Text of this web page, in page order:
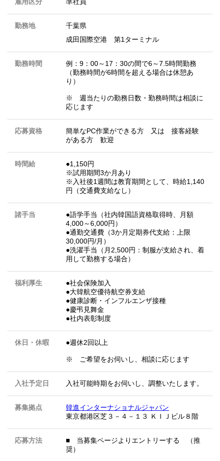
勤務地
千葉県
成田国際空港 第1ターミナル
勤務時間
例：9：00～17：30の間で6～7.5時間勤務
（勤務時間が6時間を超える場合は休憩あ
り）
※ 週当たりの勤務日数・勤務時間は相談に
応じます
応募資格
簡単なPC作業ができる方 又は 接客経験
がある方 歓迎
時間給
●1,150円
※試用期間3か月あり
※入社後1週間は教育期間として、時給1,140
円（交通費支給なし）
諸手当
●語学手当（社内韓国語資格取得時、月額
4,000～6,000円）
●通勤交通費（3か月定期券代支給：上限
30,000円/月）
●洗濯手当（月2,500円：制服が支給され、着
用して勤務する場合）
福利厚生
●社会保険加入
●大韓航空優待航空券支給
●健康診断・インフルエンザ接種
●慶弔見舞金
●社内表彰制度
休日・休暇 ●週休2回以上
※ ご希望をお伺いし、相談に応じます
入社予定日 入社可能時期をお伺いし、調整いたします。
募集拠点
韓進インターナショナルジャパン
東京都港区芝３－４－１３ ＫＩＪビル８階
応募方法
■ 当募集ページよりエントリーする （推
奨）